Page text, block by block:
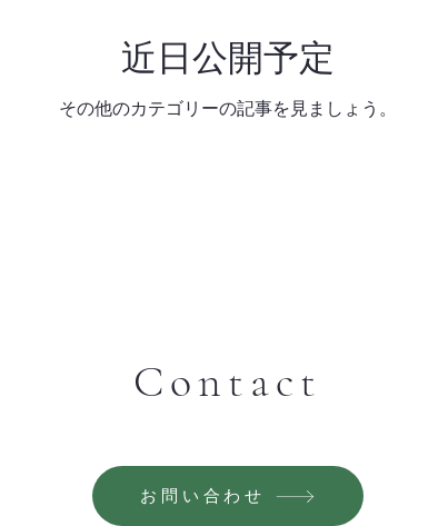
近日公開予定
その他のカテゴリーの記事を見ましょう。
Contact
お問い合わせ